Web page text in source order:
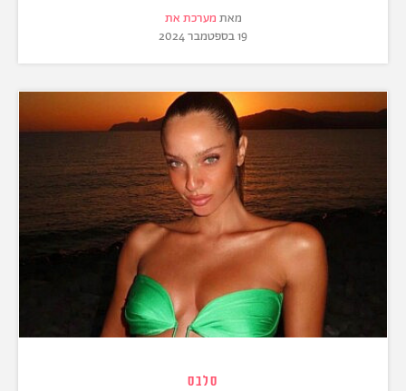
מאת מערכת את
19 בספטמבר 2024
סלבס